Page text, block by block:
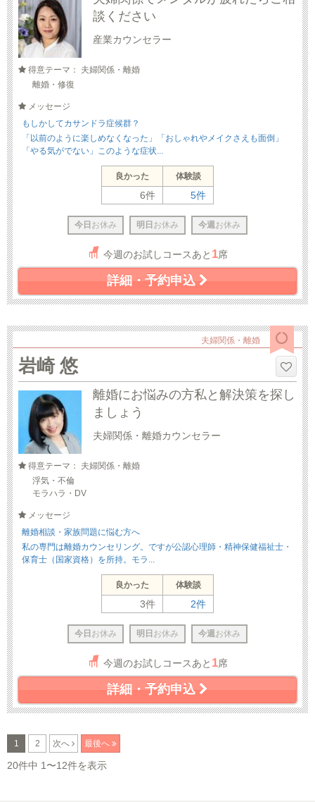
談ください
産業カウンセラー
得意テーマ： 夫婦関係・離婚
離婚・修復
メッセージ
もしかしてカサンドラ症候群？
「以前のように楽しめなくなった」「おしゃれやメイクさえも面倒」
「やる気がでない」このような症状...
良かった 体験談
6件 5件
今日 お休み 明日 お休み 今週 お休み
今週のお試しコースあと 1席
詳細・予約申込
夫婦関係・離婚
岩崎 悠
離婚にお悩みの方私と解決策を探し
ましょう
夫婦関係・離婚カウンセラー
得意テーマ： 夫婦関係・離婚
浮気・不倫
モラハラ・DV
メッセージ
離婚相談・家族問題に悩む方へ
私の専門は離婚カウンセリング。ですが公認心理師・精神保健福祉士・
保育士（国家資格）を所持。モラ...
良かった 体験談
3件 2件
今日 お休み 明日 お休み 今週 お休み
今週のお試しコースあと 1席
詳細・予約申込
1 2 次へ 最後へ
20件中 1〜12件を表示